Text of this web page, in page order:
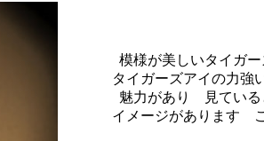
模様が美しいタイガ
タイガーズアイの力強
魅力があり 見ている
イメージがあります